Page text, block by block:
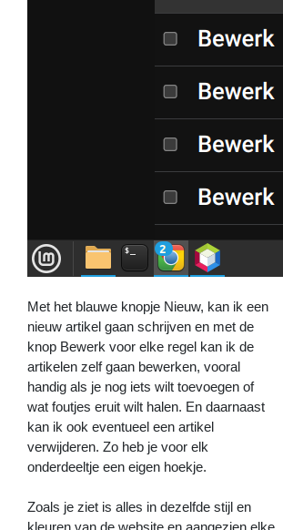
Met het blauwe knopje Nieuw, kan ik een
nieuw artikel gaan schrijven en met de
knop Bewerk voor elke regel kan ik de
artikelen zelf gaan bewerken, vooral
handig als je nog iets wilt toevoegen of
wat foutjes eruit wilt halen. En daarnaast
kan ik ook eventueel een artikel
verwijderen. Zo heb je voor elk
onderdeeltje een eigen hoekje.
Zoals je ziet is alles in dezelfde stijl en
kleuren van de website en aangezien elke